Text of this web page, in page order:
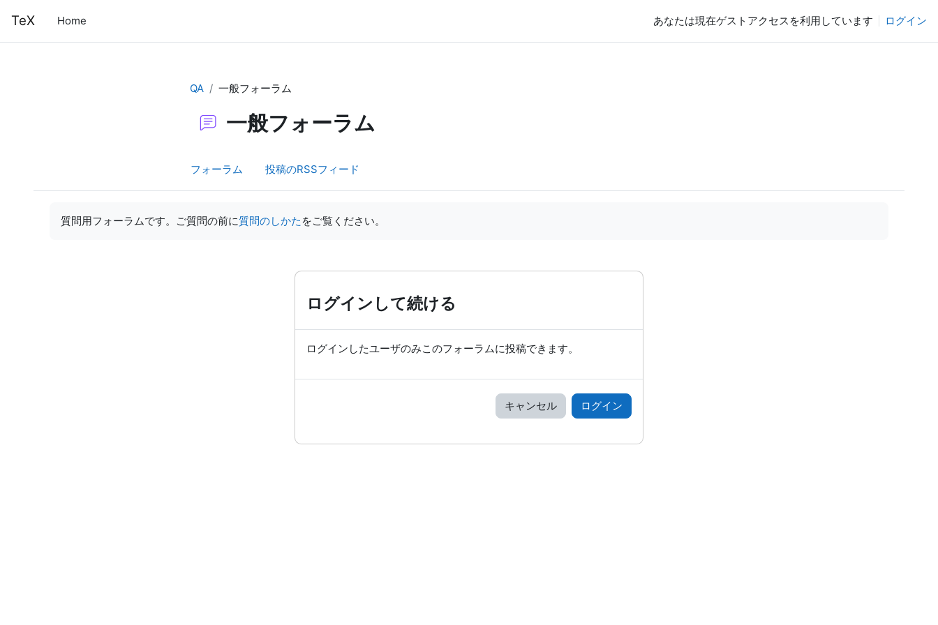
TeX Home あなたは現在ゲストアクセスを利用しています ログイン
QA 一般フォーラム
一般フォーラム
フォーラム 投稿のRSSフィード
質問用フォーラムです。ご質問の前に質問のしかた をご覧ください。
ログインして続ける
ログインしたユーザのみこのフォーラムに投稿できます。
キャンセル ログイン